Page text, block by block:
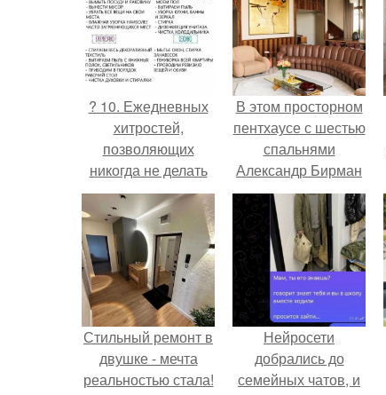
? 10. Ежедневных
хитростей,
позволяющих
никогда не делать
уборку?
В этом просторном
пентхаусе с шестью
спальнями
Александр Бирман
живет со своей
семьей.
Стильный ремонт в
двушке - мечта
реальностью стала!
Нейросети
добрались до
семейных чатов, и